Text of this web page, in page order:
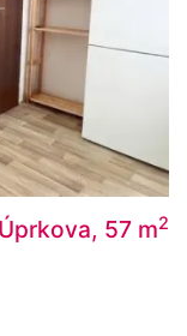
57 m2